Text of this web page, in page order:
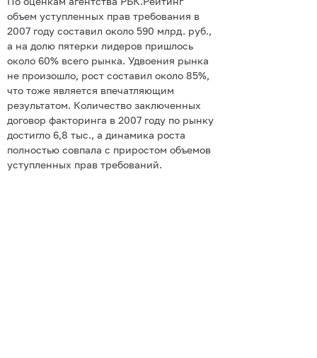
объем уступленных прав требования в
2007 году составил около 590 млрд. руб.,
а на долю пятерки лидеров пришлось
около 60% всего рынка. Удвоения рынка
не произошло, рост составил около 85%,
что тоже является впечатляющим
результатом. Количество заключенных
договор факторинга в 2007 году по рынку
достигло 6,8 тыс., а динамика роста
полностью совпала с приростом объемов
уступленных прав требований.